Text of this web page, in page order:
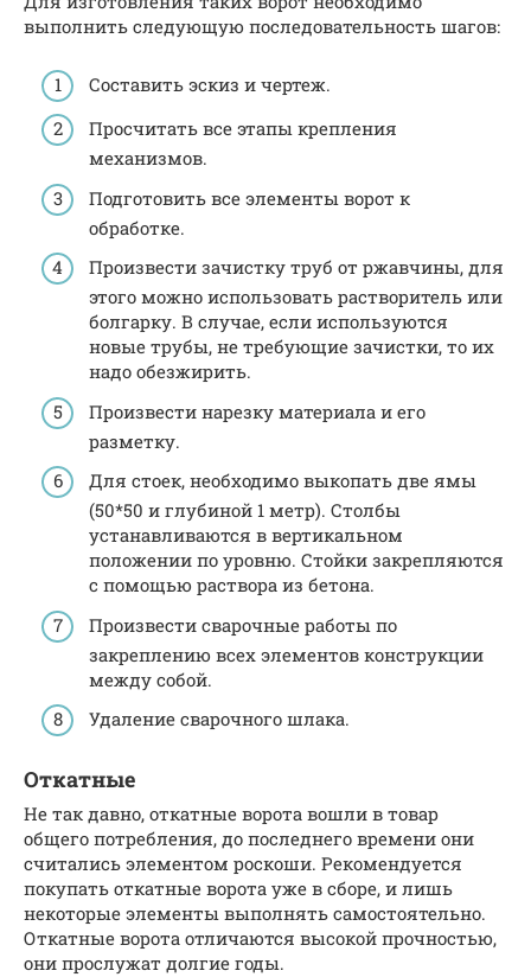
выполнить следующую последовательность шагов:
Составить эскиз и чертеж.
Просчитать все этапы крепления
механизмов.
Подготовить все элементы ворот к
обработке.
Произвести зачистку труб от ржавчины, для
этого можно использовать растворитель или
болгарку. В случае, если используются
новые трубы, не требующие зачистки, то их
надо обезжирить.
Произвести нарезку материала и его
разметку.
Для стоек, необходимо выкопать две ямы
(50*50 и глубиной 1 метр). Столбы
устанавливаются в вертикальном
положении по уровню. Стойки закрепляются
с помощью раствора из бетона.
Произвести сварочные работы по
закреплению всех элементов конструкции
между собой.
Удаление сварочного шлака.
Откатные
Не так давно, откатные ворота вошли в товар
общего потребления, до последнего времени они
считались элементом роскоши. Рекомендуется
покупать откатные ворота уже в сборе, и лишь
некоторые элементы выполнять самостоятельно.
Откатные ворота отличаются высокой прочностью,
они прослужат долгие годы.